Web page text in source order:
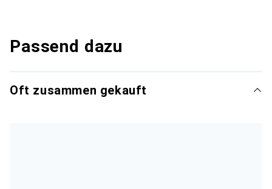
Passend dazu
Oft zusammen gekauft